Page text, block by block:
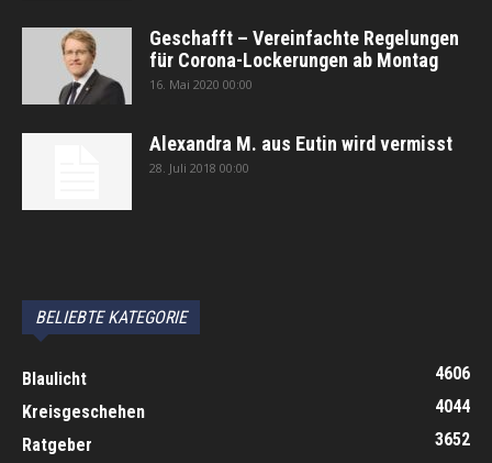
Geschafft – Vereinfachte Regelungen
für Corona-Lockerungen ab Montag
16. Mai 2020 00:00
Alexandra M. aus Eutin wird vermisst
28. Juli 2018 00:00
BELIEBTE KATEGORIE
Blaulicht
4606
Kreisgeschehen
4044
Ratgeber
3652